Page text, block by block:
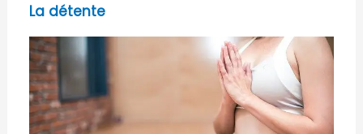
La détente